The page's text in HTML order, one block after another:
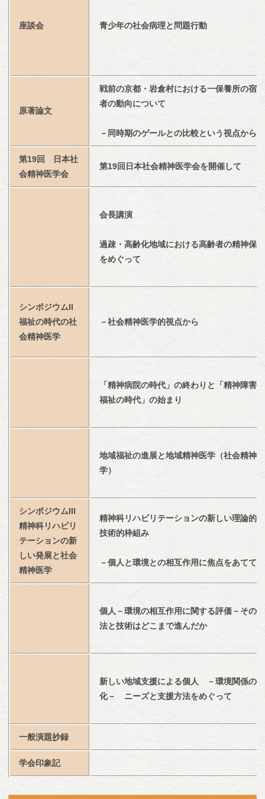
座談会 青少年の社会病理と問題行動
原著論文
戦前の京都・岩倉村における一保養所の宿泊
者の動向について
－同時期のゲールとの比較という視点から
第19回　日本社
会精神医学会
第19回日本社会精神医学会を開催して
会長講演
過疎・高齢化地域における高齢者の精神保健
をめぐって
シンポジウムII
福祉の時代の社
会精神医学
－社会精神医学的視点から
「精神病院の時代」の終わりと「精神障害者
福祉の時代」の始まり
地域福祉の進展と地域精神医学（社会精神医
学）
シンポジウムIII
精神科リハビリ
テーションの新
しい発展と社会
精神医学
精神科リハビリテーションの新しい理論的・
技術的枠組み
－個人と環境との相互作用に焦点をあてて
個人－環境の相互作用に関する評価－その方
法と技術はどこまで進んだか
新しい地域支援による個人　－環境関係の変
化－　ニーズと支援方法をめぐって
一般演題抄録
学会印象記